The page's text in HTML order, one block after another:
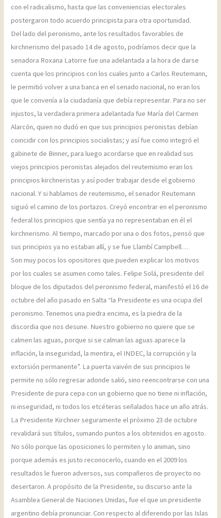
con el radicalismo, hasta que las conveniencias electorales
postergaron todo acuerdo principista para otra oportunidad.
Del lado del peronismo, ante los resultados favorables de
kirchnerismo del pasado 14 de agosto, podríamos decir que la
senadora Roxana Latorre fue una adelantada a la hora de darse
cuenta que los principios con los cuales junto a Carlos Reutemann,
le permitió volver a una banca en el senado nacional, no eran los
que le convenía a la ciudadanía que debía representar. Para no ser
injustos, la verdadera primera adelantada fue María del Carmen
Alarcón, quien no dudó en que sus principios peronistas debían
coincidir con los principios socialistas; y así fue como integró el
gabinete de Binner, para luego acordarse que en realidad sus
viejos principios peronistas alejados del reutemismo eran los
principios kirchneristas y así poder trabajar desde el gobierno
nacional. Y si hablamos de reutemismo, el senador Reutemann
siguió el camino de los portazos. Creyó encontrar en el peronismo
federal los principios que sentía ya no representaban en él el
kirchnerismo. Al tiempo, marcado por una o dos fotos, pensó que
sus principios ya no estaban allí, y se fue Llambí Campbell…
Son muy pocos los opositores que pueden explicar los motivos
por los cuales se asumen como tales. Felipe Solá, presidente del
bloque de los diputados del peronismo federal, manifestó el 16 de
octubre del año pasado en Salta “la Presidente es una ocupa del
peronismo. Tenemos una piedra encima, es la piedra de la
discordia que nos desune. Nuestro gobierno no quiere que se
calmen las aguas, porque si se calman las aguas aparece la
inflación, la inseguridad, la mentira, el INDEC, la corrupción y la
extorsión permanente”. La puerta vaivén de sus principios le
permite no sólo regresar adonde salió, sino reencontrarse con una
Presidente de pura cepa con un gobierno que no tiene ni inflación,
ni inseguridad, ni todos los etcéteras señalados hace un año atrás.
La Presidente Kirchner seguramente el próximo 23 de octubre
revalidará sus títulos, sumando puntos a los obtenidos en agosto.
No sólo porque las oposiciones lo permiten y lo animan, sino
porque además es justo reconocerlo, cuando en el 2009 los
resultados le fueron adversos, sus compañeros de proyecto no
desertaron. A propósito de la Presidente, su discurso ante la
Asamblea General de Naciones Unidas, fue el que un presidente
argentino debía pronunciar. Con respecto al diferendo por las Islas